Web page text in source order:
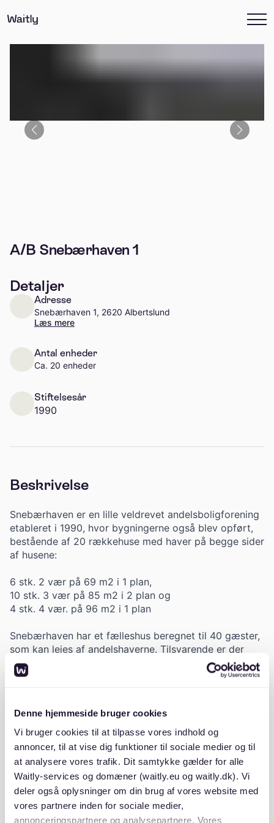
Denne hjemmeside bruger cookies
Vi bruger cookies til at tilpasse vores indhold og
annoncer, til at vise dig funktioner til sociale medier og til
at analysere vores trafik. Dit samtykke gælder for alle
Waitly-services og domæner (waitly.eu og waitly.dk). Vi
deler også oplysninger om din brug af vores website med
vores partnere inden for sociale medier,
annonceringspartnere og analysepartnere. Vores
A/B Snebærhaven 1
Detaljer
Adresse
Snebærhaven 1, 2620 Albertslund
Læs mere
Antal enheder
Ca. 20 enheder
Stiftelsesår
1990
Beskrivelse
Snebærhaven er en lille veldrevet andelsboligforening
etableret i 1990, hvor bygningerne også blev opført,
bestående af 20 rækkehuse med haver på begge sider
af husene:
6 stk. 2 vær på 69 m2 i 1 plan,
10 stk. 3 vær på 85 m2 i 2 plan og
4 stk. 4 vær. på 96 m2 i 1 plan
Snebærhaven har et fælleshus beregnet til 40 gæster,
som kan lejes af andelshaverne. Tilsvarende er der
også et værksted med de mest anvendte værktøjer
og haveredskaber til fælles afbenyttelse. Der
Beliggende 100 meter fra Vestskoven og lige op af
Herstedøster skole.
Der er ca. 200 meter til nærmeste busforbindelse, som
kører til Glostrup st. og Albertslund st.
Foreningen har en god økonomi. Sammensætningen af